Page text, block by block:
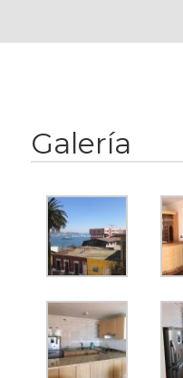
Galería